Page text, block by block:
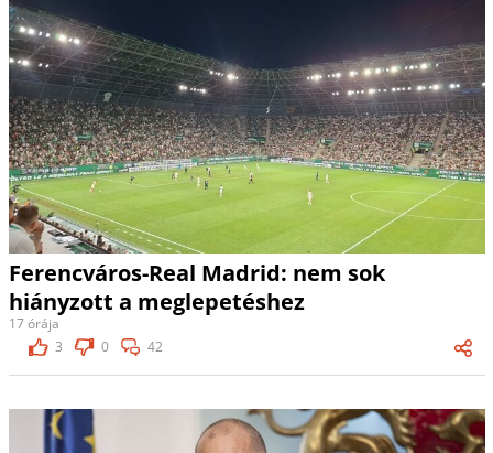
Ferencváros-Real Madrid: nem sok
hiányzott a meglepetéshez
17 órája
3
0 42